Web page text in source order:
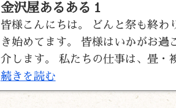
金沢屋あるある１
皆様こんにちは。 どんと祭も終わ
き始めてます。 皆様はいかがお過
介します。 私たちの仕事は、畳
続きを読む